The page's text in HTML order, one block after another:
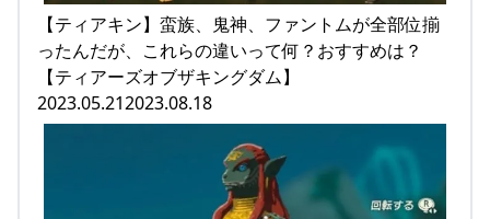
【ティアキン】蛮族、鬼神、ファントムが全部位揃
ったんだが、これらの違いって何？おすすめは？
【ティアーズオブザキングダム】
2023.05.212023.08.18